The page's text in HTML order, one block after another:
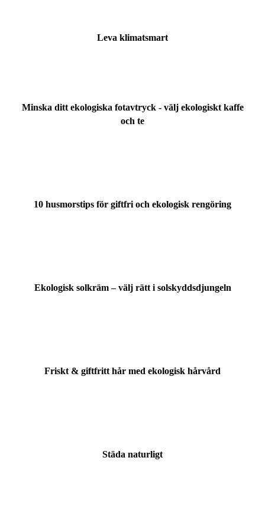
Leva klimatsmart
Minska ditt ekologiska fotavtryck - välj ekologiskt kaffe
och te
10 husmorstips för giftfri och ekologisk rengöring
Ekologisk solkräm – välj rätt i solskyddsdjungeln
Friskt & giftfritt hår med ekologisk hårvård
Städa naturligt